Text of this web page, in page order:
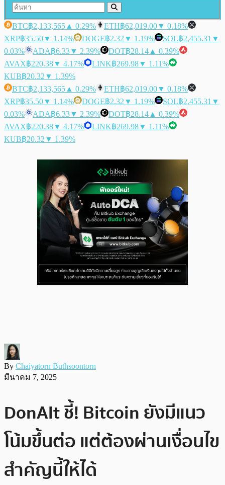
BTC฿2,133,565 ▲ 0.29% ETH฿62,019.00▼ 0.18%
XRP฿35.50▼ 1.14% DOGE฿2.32 ▼ 1.19% SOL฿2,455.31 ▼
0.03%
ADA฿6.33▼ 2.39% DOT฿28.14 ▲ 0.39%
AVAX฿220.38▼ 4.17% LINK฿269.98▼ 1.11%
KUB฿20.32 ▼ 1.39%
BTC฿2,133,565 ▲ 0.29% ETH฿62,019.00▼ 0.18%
XRP฿35.50▼ 1.14% DOGE฿2.32 ▼ 1.19% SOL฿2,455.31 ▼
0.03%
ADA฿6.33▼ 2.39% DOT฿28.14 ▲ 0.39%
AVAX฿220.38▼ 4.17% LINK฿269.98▼ 1.11%
KUB฿20.32 ▼ 1.39%
By Chaiyatorn Buthsoontorn
มีนาคม 7, 2025
DonAlt ชี้! Bitcoin ยังมีแนว
โน้มขึ้นต่อ แต่ต้องผ่านเงื่อนไข
สำคัญนี้ให้ได้